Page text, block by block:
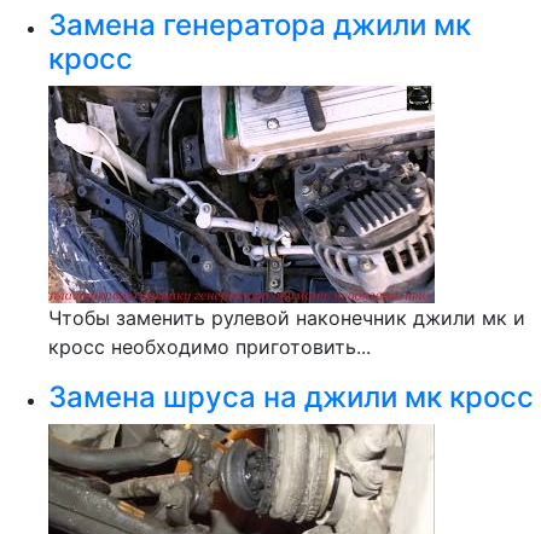
Замена генератора джили мк
кросс
Чтобы заменить рулевой наконечник джили мк и
кросс необходимо приготовить...
Замена шруса на джили мк кросс